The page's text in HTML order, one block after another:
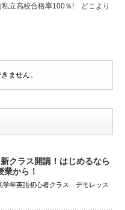
立高校合格率100％! どこより
ません。
クラス開講！はじめるなら
業から！
学年英語初心者クラス デモレッス